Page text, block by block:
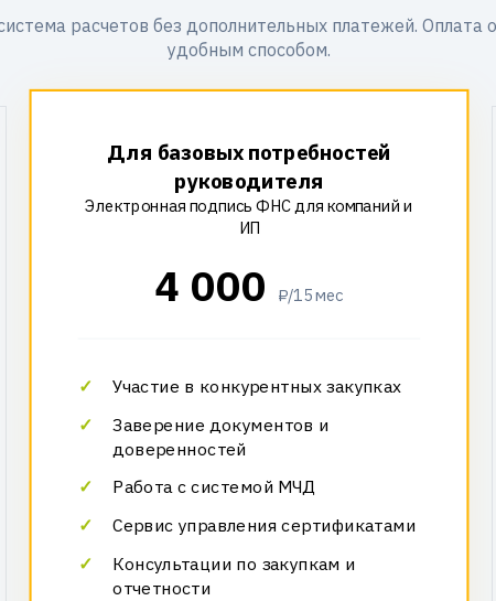
расчетов без дополнительных платежей. Оплата
удобным способом.
Для базовых потребностей
руководителя
Электронная подпись ФНС для компаний и
ИП
4 000 ₽/15 мес
Участие в конкурентных закупках
Заверение документов и
доверенностей
Работа с системой МЧД
Сервис управления сертификатами
Консультации по закупкам и
отчетности